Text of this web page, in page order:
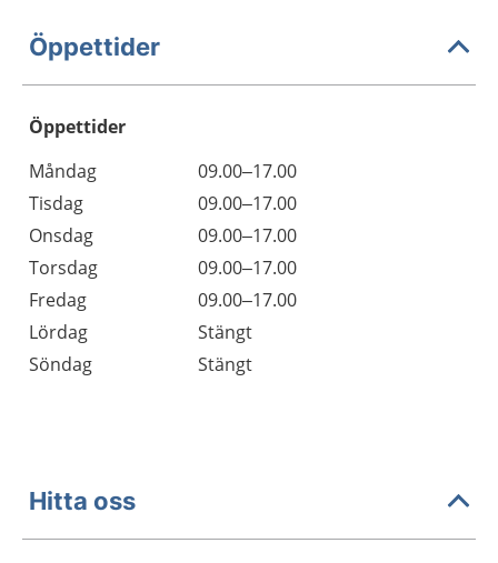
Öppettider
Öppettider
Dag
Öppettider
Kommentarer
Måndag
09.00–17.00
Tisdag
09.00–17.00
Onsdag
09.00–17.00
Torsdag
09.00–17.00
Fredag
09.00–17.00
Lördag
Stängt
Söndag
Stängt
Hitta oss